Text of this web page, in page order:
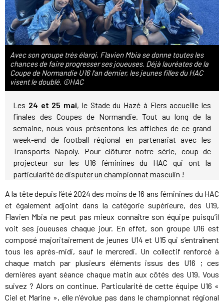
Avec son groupe très élargi, Flavien Mbia se donne toutes les
chances de faire progresser ses joueuses. Déjà lauréates de la
Coupe de Normandie U16 l'an dernier, les jeunes filles du HAC
visent le doublé. ©HAC
Les 24 et 25 mai, le Stade du Hazé à Flers accueille les
finales des Coupes de Normandie. Tout au long de la
semaine, nous vous présentons les affiches de ce grand
week-end de football régional en partenariat avec les
Transports Napoly. Pour clôturer notre série, coup de
projecteur sur les U16 féminines du HAC qui ont la
particularité de disputer un championnat masculin !
A la tête depuis l’été 2024 des moins de 16 ans féminines du HAC
et également adjoint dans la catégorie supérieure, des U19,
Flavien Mbia ne peut pas mieux connaître son équipe puisqu’il
voit ses joueuses chaque jour. En effet, son groupe U16 est
composé majoritairement de jeunes U14 et U15 qui s’entraînent
tous les après-midi, sauf le mercredi. Un collectif renforcé à
chaque match par plusieurs éléments issus des U16 ; ces
dernières ayant séance chaque matin aux côtés des U19. Vous
suivez ? Alors on continue. Particularité de cette équipe U16 «
Ciel et Marine », elle n'évolue pas dans le championnat régional